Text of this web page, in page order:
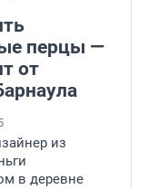
перцы —
от
из
в деревне